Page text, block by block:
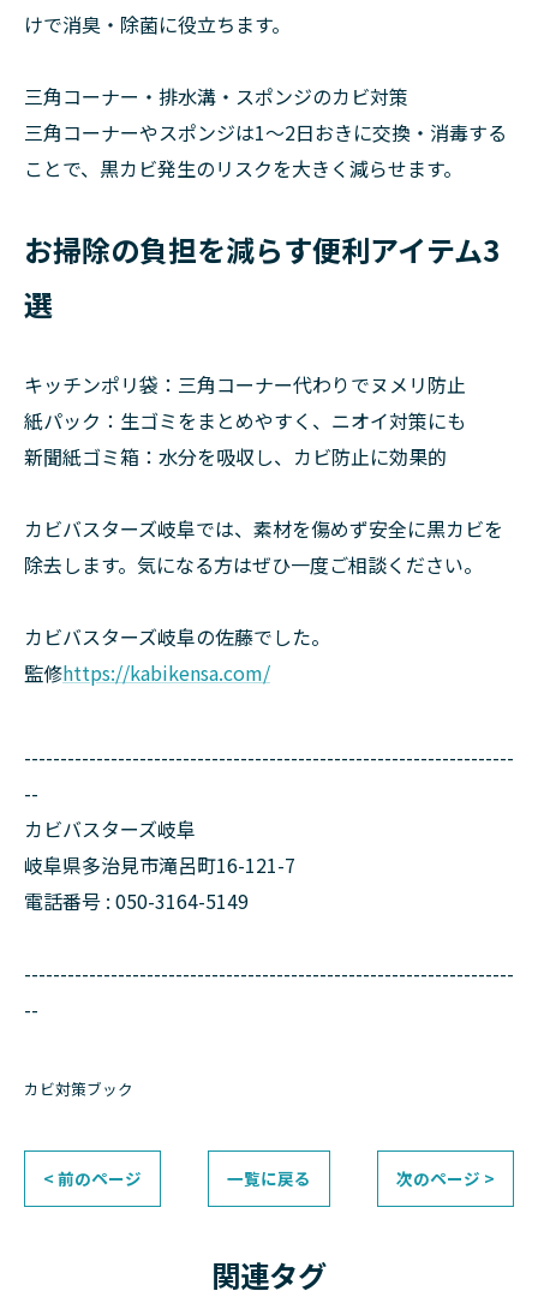
けで消臭・除菌に役立ちます。
三角コーナー・排水溝・スポンジのカビ対策
三角コーナーやスポンジは1〜2日おきに交換・消毒する
ことで、黒カビ発生のリスクを大きく減らせます。
お掃除の負担を減らす便利アイテム3
選
キッチンポリ袋：三角コーナー代わりでヌメリ防止
紙パック：生ゴミをまとめやすく、ニオイ対策にも
新聞紙ゴミ箱：水分を吸収し、カビ防止に効果的
カビバスターズ岐阜では、素材を傷めず安全に黒カビを
除去します。気になる方はぜひ一度ご相談ください。
カビバスターズ岐阜の佐藤でした。
監修https://kabikensa.com/
--------------------------------------------------------------------
--
カビバスターズ岐阜
岐阜県多治見市滝呂町16-121-7
電話番号 : 050-3164-5149
--------------------------------------------------------------------
--
カビ対策ブック
< 前のページ 一覧に戻る 次のページ >
関連タグ